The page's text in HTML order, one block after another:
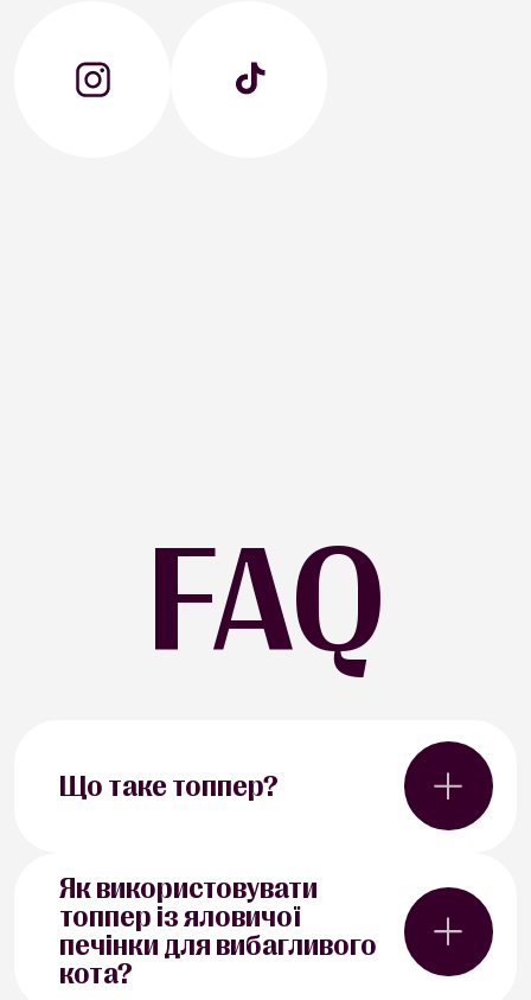
FAQ
Що таке топпер?
добавка, яка урізноманітнює раціон і
робить годування приємнішим. Цей
продукт можна використовувати
кількома зручними способами
Як використовувати
топпер із яловичої
печінки для вибагливого
кота?